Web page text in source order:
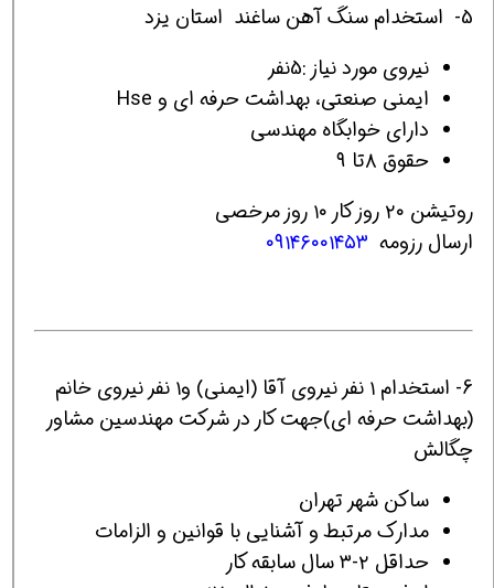
5- استخدام سنگ آهن ساغند استان یزد
نیروی مورد نیاز :5نفر
ایمنی صنعتی، بهداشت حرفه ای و Hse
دارای خوابگاه مهندسی
حقوق ۸تا ۹
روتیشن ۲۰ روز کار ۱۰ روز مرخصی
ارسال رزومه ۰۹۱۴۶۰۰۱۴۵۳
6- استخدام ۱ نفر نیروی آقا (ایمنی) و۱ نفر نیروی خانم
(بهداشت حرفه ای)جهت کار در شرکت مهندسین مشاور
چگالش
ساکن شهر تهران
مدارک مرتبط و آشنایی با قوانین و الزامات
حداقل ۲-۳ سال سابقه کار